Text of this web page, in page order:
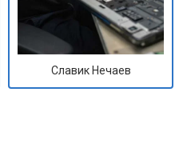
Славик Нечаев